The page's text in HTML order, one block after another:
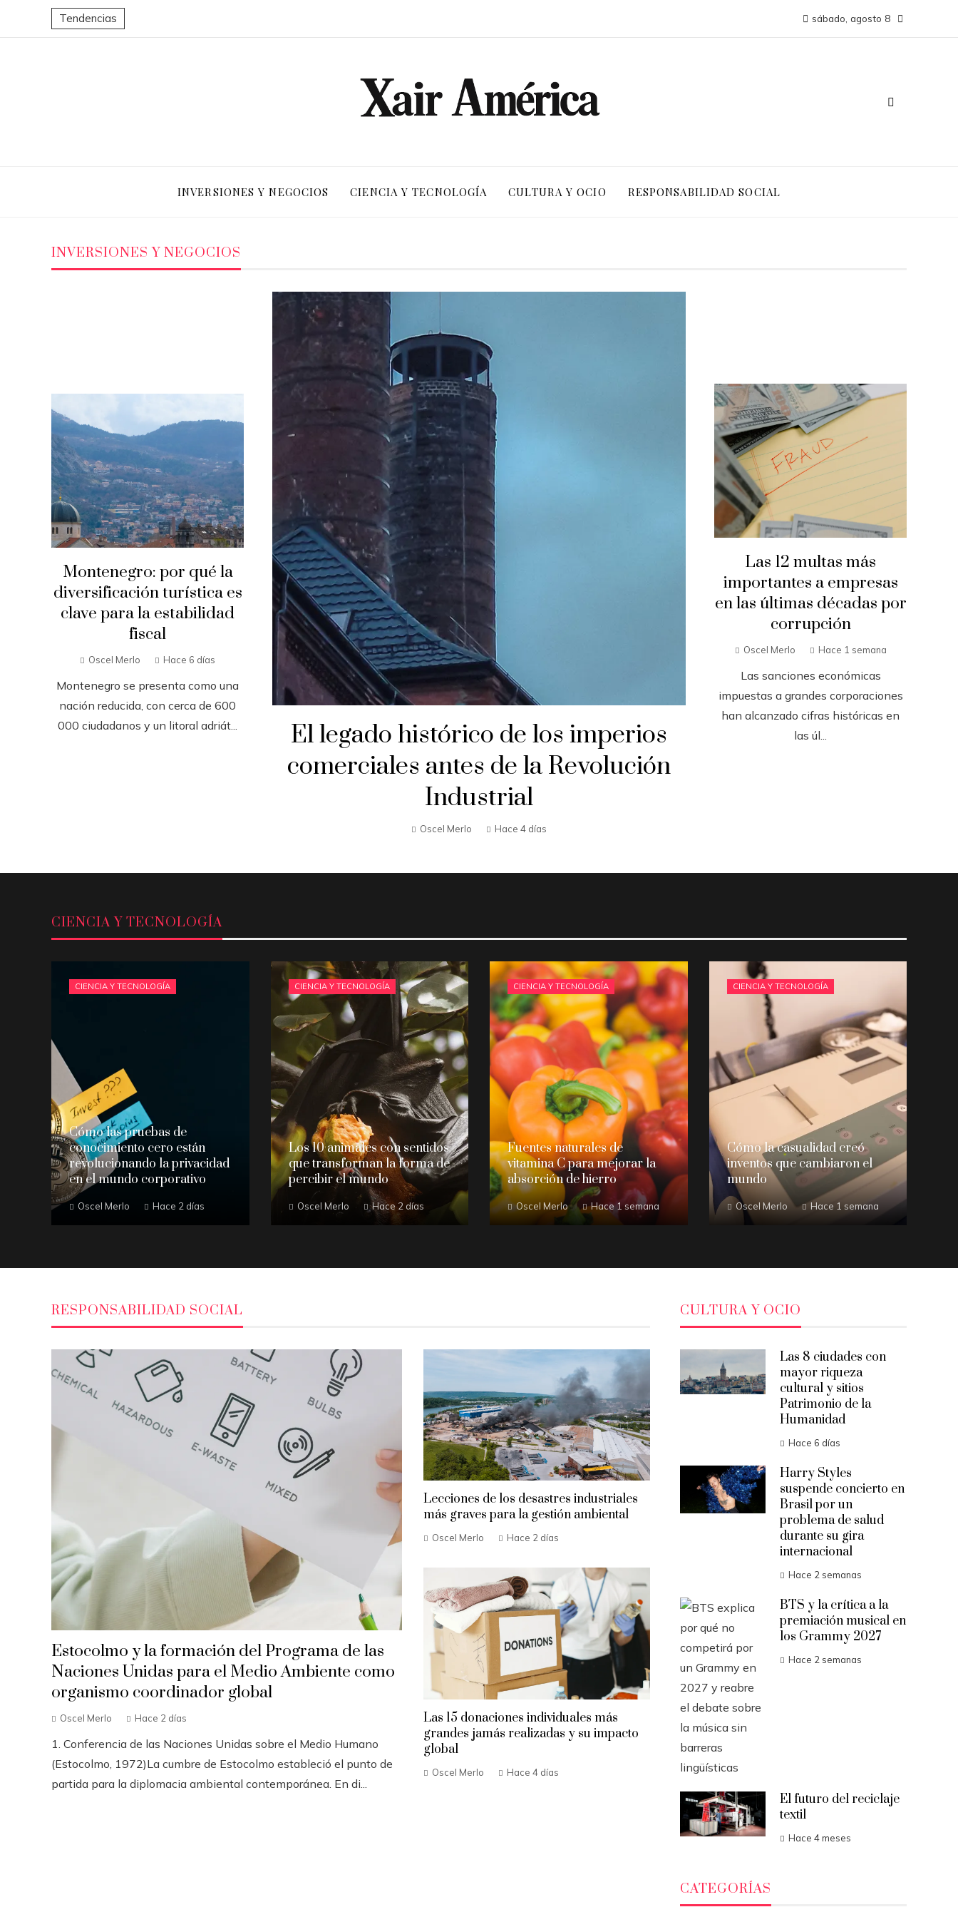
Tendencias sábado, agosto 8
INVERSIONES Y NEGOCIOS CIENCIA Y TECNOLOGÍA CULTURA Y OCIO RESPONSABILIDAD SOCIAL
INVERSIONES Y NEGOCIOS
El legado histórico de los imperios
comerciales antes de la Revolución
Industrial
Oscel Merlo Hace 4 días
Montenegro: por qué la
diversificación turística es
clave para la estabilidad
fiscal
Oscel Merlo Hace 6 días
Montenegro se presenta como una
nación reducida, con cerca de 600
000 ciudadanos y un litoral adriát...
Las 12 multas más
importantes a empresas
en las últimas décadas por
corrupción
Oscel Merlo Hace 1 semana
Las sanciones económicas
impuestas a grandes corporaciones
han alcanzado cifras históricas en
las úl...
CIENCIA Y TECNOLOGÍA
CIENCIA Y TECNOLOGÍA
Cómo las pruebas de
conocimiento cero están
revolucionando la privacidad
en el mundo corporativo
Oscel Merlo Hace 2 días
CIENCIA Y TECNOLOGÍA
Los 10 animales con sentidos
que transforman la forma de
percibir el mundo
Oscel Merlo Hace 2 días
CIENCIA Y TECNOLOGÍA
Fuentes naturales de
vitamina C para mejorar la
absorción de hierro
Oscel Merlo Hace 1 semana
CIENCIA Y TECNOLOGÍA
Cómo la casualidad creó
inventos que cambiaron el
mundo
Oscel Merlo Hace 1 semana
RESPONSABILIDAD SOCIAL
Estocolmo y la formación del Programa de las
Naciones Unidas para el Medio Ambiente como
organismo coordinador global
Oscel Merlo Hace 2 días
1. Conferencia de las Naciones Unidas sobre el Medio Humano
(Estocolmo, 1972)La cumbre de Estocolmo estableció el punto de
partida para la diplomacia ambiental contemporánea. En di...
Lecciones de los desastres industriales
más graves para la gestión ambiental
Oscel Merlo Hace 2 días
Las 15 donaciones individuales más
grandes jamás realizadas y su impacto
global
Oscel Merlo Hace 4 días
CULTURA Y OCIO
Las 8 ciudades con
mayor riqueza
cultural y sitios
Patrimonio de la
Humanidad
Hace 6 días
Harry Styles
suspende concierto en
Brasil por un
problema de salud
durante su gira
internacional
Hace 2 semanas
BTS y la crítica a la
premiación musical en
los Grammy 2027
Hace 2 semanas
El futuro del reciclaje
textil
Hace 4 meses
CATEGORÍAS